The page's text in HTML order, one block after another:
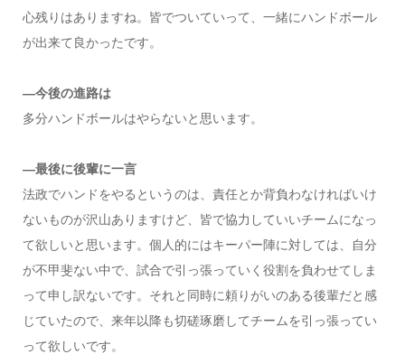
心残りはありますね。皆でついていって、一緒にハンドボール
が出来て良かったです。
―今後の進路は
多分ハンドボールはやらないと思います。
―最後に後輩に一言
法政でハンドをやるというのは、責任とか背負わなければいけ
ないものが沢山ありますけど、皆で協力していいチームになっ
て欲しいと思います。個人的にはキーパー陣に対しては、自分
が不甲斐ない中で、試合で引っ張っていく役割を負わせてしま
って申し訳ないです。それと同時に頼りがいのある後輩だと感
じていたので、来年以降も切磋琢磨してチームを引っ張ってい
って欲しいです。